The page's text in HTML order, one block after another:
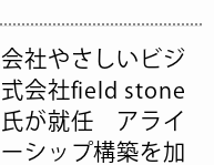
社やさしいビジ
会社field stone
氏が就任 アライ
シップ構築を加